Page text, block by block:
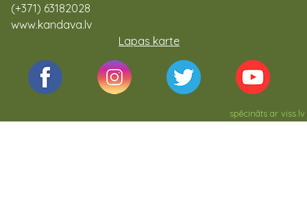
(+371) 63182028
www.kandava.lv
Lapas karte
spēcināts arviss.lv